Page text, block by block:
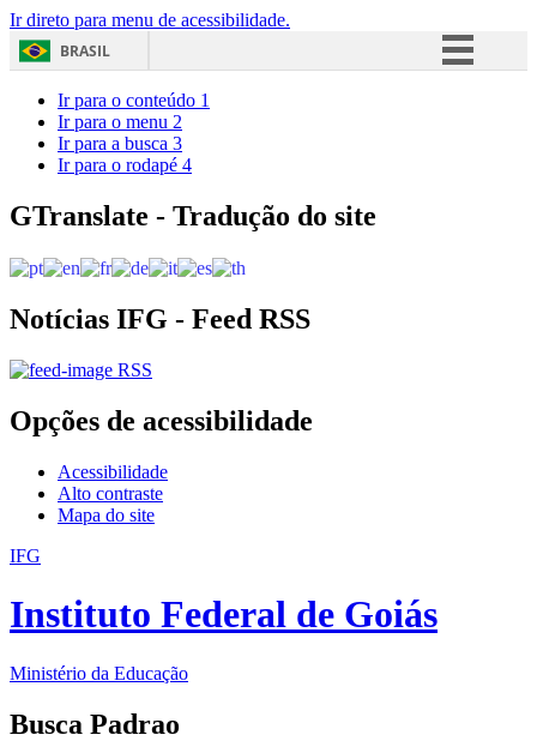
Ir direto para menu de acessibilidade.
BRASIL
Acesso à informação
Ir para o conteúdo 1
Ir para o menu 2
Ir para a busca 3
Ir para o rodapé 4
GTranslate - Tradução do site
Notícias IFG - Feed RSS
RSS
Opções de acessibilidade
Acessibilidade
Alto contraste
Mapa do site
IFG
Instituto Federal de Goiás
Ministério da Educação
Busca Padrao